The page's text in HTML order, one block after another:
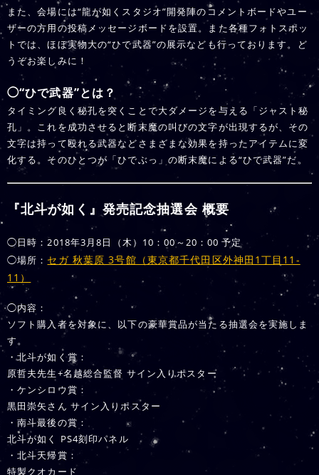
また、会場には“龍が如くスタジオ”開発陣のコメントボードやユー
ザーの方用の投稿メッセージボードを設置。また各種フォトスポッ
トでは、ほぼ実物大の“ひで武器”の展示なども行っております。ど
うぞお楽しみに！
◯“ひで武器”とは？
タイミング良く秘孔を突くことで大ダメージを与える「ジャスト秘
孔」。これを成功させると断末魔の叫びの文字が出現するが、その
文字は持って殴れる武器などさまざまな効果を持ったアイテムに変
化する。そのひとつが「ひでぶっ」の断末魔による“ひで武器”だ。
『北斗が如く』発売記念抽選会 概要
◯日時：2018年3月8日（木）10：00～20：00 予定
◯場所： セガ 秋葉原 3号館（東京都千代田区外神田1丁目11-
11）
◯内容：
ソフト購入者を対象に、以下の豪華賞品が当たる抽選会を実施しま
す。
・北斗が如く賞：
原哲夫先生+名越総合監督 サイン入りポスター
・ケンシロウ賞：
黒田崇矢さん サイン入りポスター
・南斗最後の賞：
北斗が如く PS4刻印パネル
・北斗天帰賞：
特製クオカード